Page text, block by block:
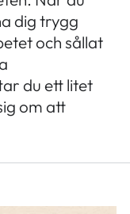
dig trygg
och sållat
du ett litet
om att